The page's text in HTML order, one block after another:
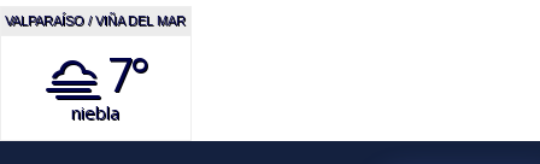
VALPARAÍSO / VIÑA DEL MAR
7°
niebla